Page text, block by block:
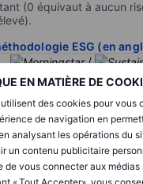
EN MATIÈRE DE
des cookies pour vous
de navigation en
analysant les opérations du
un contenu publicitaire
de vous connecter aux médias
(0 équivaut à aucun
ESG (en
/
T1